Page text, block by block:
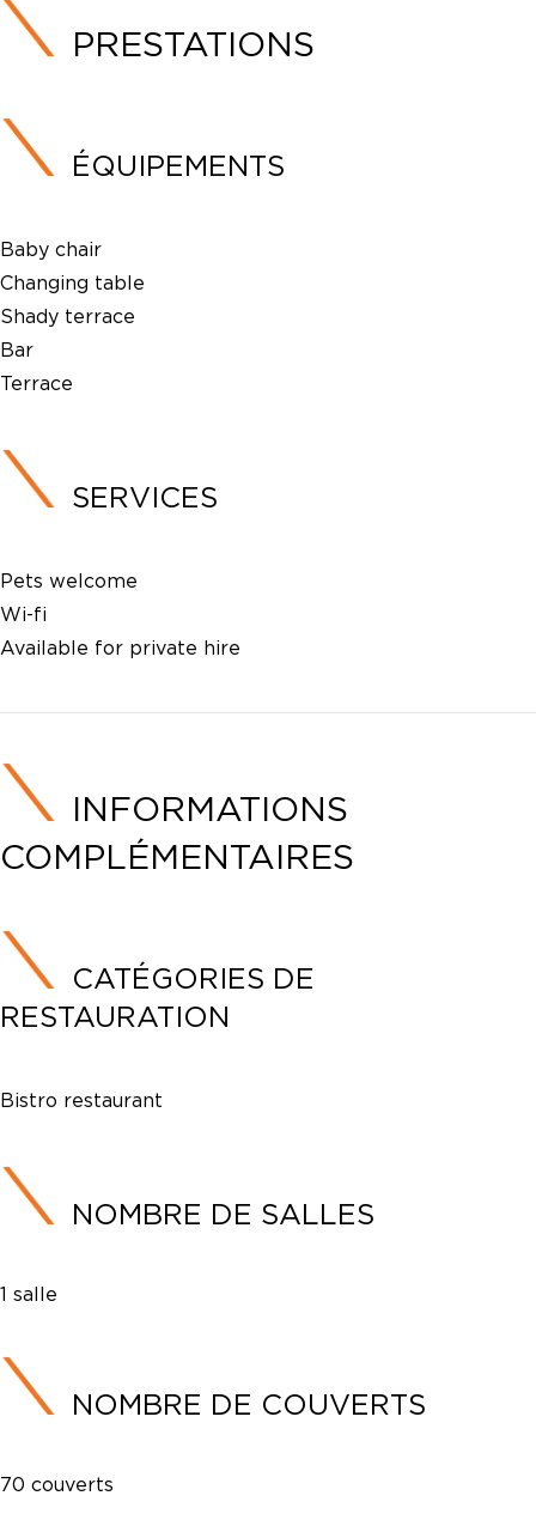
PRESTATIONS
ÉQUIPEMENTS
Baby chair
Changing table
Shady terrace
Bar
Terrace
SERVICES
Pets welcome
Wi-fi
Available for private hire
INFORMATIONS
COMPLÉMENTAIRES
CATÉGORIES DE
RESTAURATION
Bistro restaurant
NOMBRE DE SALLES
1 salle
NOMBRE DE COUVERTS
70 couverts